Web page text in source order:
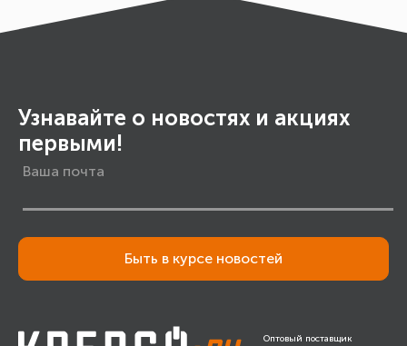
Узнавайте о новостях и акциях
первыми!
Быть в курсе новостей
Оптовый поставщик